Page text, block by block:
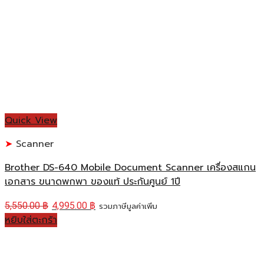
Quick View
Scanner
Brother DS-640 Mobile Document Scanner เครื่องสแกน
เอกสาร ขนาดพกพา ของแท้ ประกันศูนย์ 1ปี
5,550.00฿ 4,995.00 ฿ รวมภาษีมูลค่าเพิ่ม
หยิบใส่ตะกร้า